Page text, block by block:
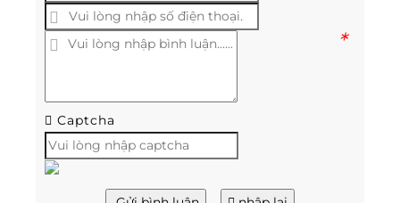
*
Captcha